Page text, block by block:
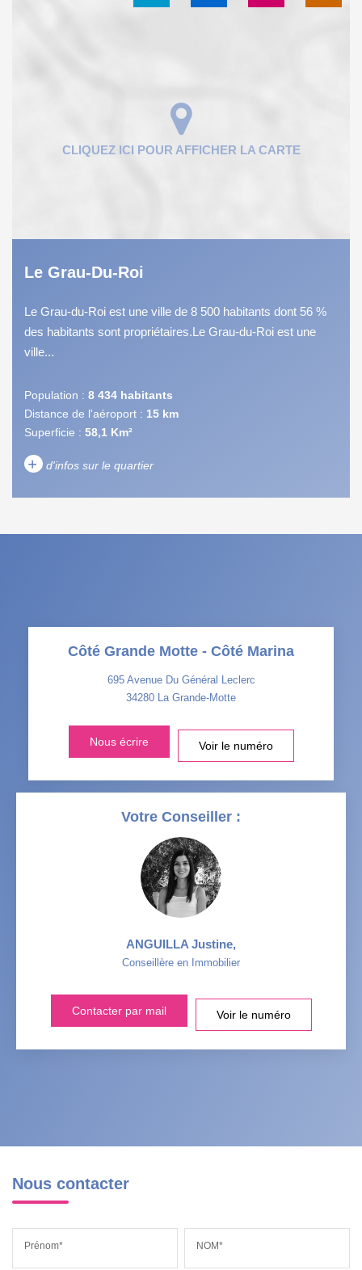
Le Grau-Du-Roi
Le Grau-du-Roi est une ville de 8 500 habitants dont 56 %
des habitants sont propriétaires.Le Grau-du-Roi est une
ville...
Population : 8 434 habitants
Distance de l'aéroport : 15 km
Superficie : 58,1 Km²
+ d'infos sur le quartier
TAXE FONCIÈRE
PART DES MÉNAGES SANS
VOITURE
ECOLES ET CRÈCHES
Côté Grande Motte - Côté Marina
695 Avenue Du Général Leclerc
34280 La Grande-Motte
Nous écrire Voir le numéro
Votre Conseiller :
ANGUILLA Justine,
Conseillère en Immobilier
Contacter par mail Voir le numéro
Nous contacter
Prénom* NOM*